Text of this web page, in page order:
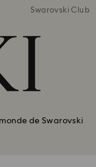
gratuite pour
à 99 EUR
Swarovski Club
de Swarovski